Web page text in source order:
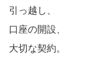
引っ越し、
口座の開設、
大切な契約。